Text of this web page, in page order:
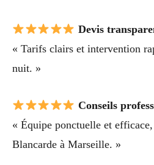
Devis
« Tarifs clairs et intervention
nuit. »
Conseils
« Équipe ponctuelle et
Blancarde à Marseille. »